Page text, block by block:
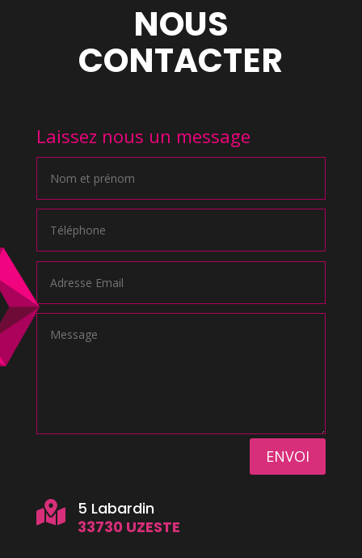
NOUS
CONTACTER
Laissez nous un message
ENVOI

5 Labardin
33730 UZESTE